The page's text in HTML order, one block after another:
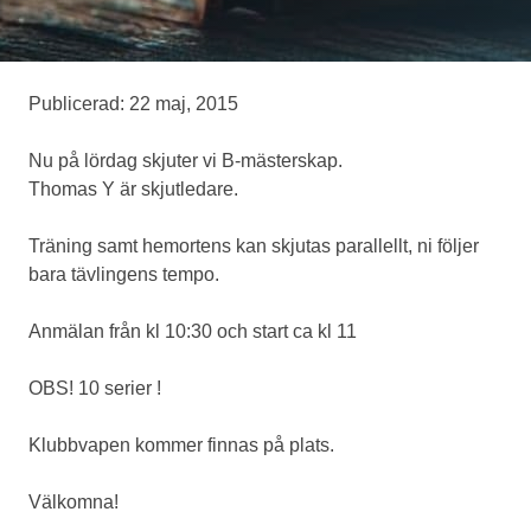
Medlemskap
Om oss
Publicerad: 22 maj, 2015
Nu på lördag skjuter vi B-mästerskap.
Thomas Y är skjutledare.
Träning samt hemortens kan skjutas parallellt, ni följer
bara tävlingens tempo.
Anmälan från kl 10:30 och start ca kl 11
OBS! 10 serier !
Klubbvapen kommer finnas på plats.
Välkomna!